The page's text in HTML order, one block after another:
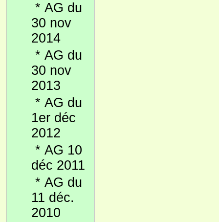
* AG du
30 nov
2014
* AG du
30 nov
2013
* AG du
1er déc
2012
* AG 10
déc 2011
* AG du
11 déc.
2010